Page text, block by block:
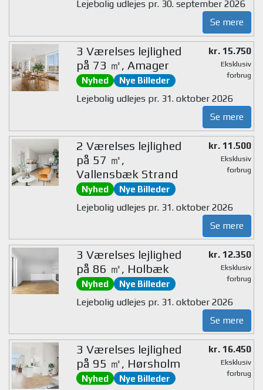
Lejebolig udlejes pr. 30. september 2026
Se mere
3 Værelses lejlighed
på 73 ㎡, Amager
Nyhed Nye Billeder
kr. 15.750
Eksklusiv
forbrug
Lejebolig udlejes pr. 31. oktober 2026
Se mere
2 Værelses lejlighed
på 57 ㎡,
Vallensbæk Strand
Nyhed Nye Billeder
kr. 11.500
Eksklusiv
forbrug
Lejebolig udlejes pr. 31. oktober 2026
Se mere
3 Værelses lejlighed
på 86 ㎡, Holbæk
Nyhed Nye Billeder
kr. 12.350
Eksklusiv
forbrug
Lejebolig udlejes pr. 31. oktober 2026
Se mere
3 Værelses lejlighed
på 95 ㎡, Hørsholm
Nyhed Nye Billeder
kr. 16.450
Eksklusiv
forbrug